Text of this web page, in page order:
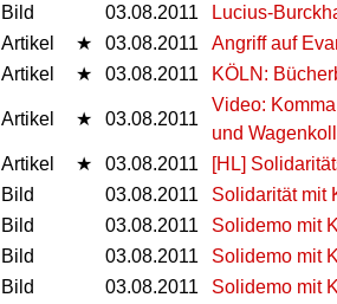
Bild 03.08.2011
Lucius-
Artikel ★ 03.08.2011
Angriff auf
Artikel ★ 03.08.2011 KÖLN:
Artikel ★ 03.08.2011
Video:
und
Artikel ★ 03.08.2011
[HL]
Bild 03.08.2011
Solidarität mit
Bild 03.08.2011
Solidemo mit
Bild 03.08.2011
Solidemo mit
Bild 03.08.2011
Solidemo mit